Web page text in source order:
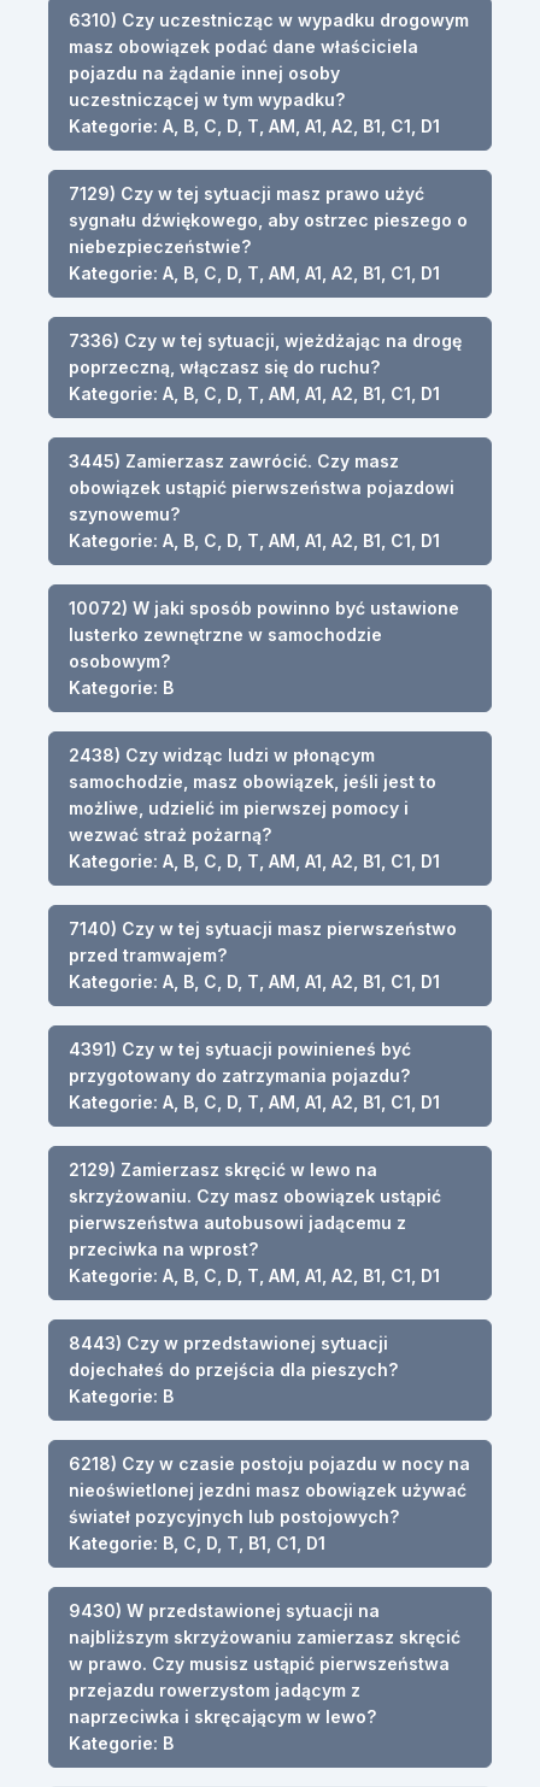
6310) Czy uczestnicząc w wypadku drogowym
masz obowiązek podać dane właściciela
pojazdu na żądanie innej osoby
uczestniczącej w tym wypadku?
Kategorie: A, B, C, D, T, AM, A1, A2, B1, C1, D1
7129) Czy w tej sytuacji masz prawo użyć
sygnału dźwiękowego, aby ostrzec pieszego o
niebezpieczeństwie?
Kategorie: A, B, C, D, T, AM, A1, A2, B1, C1, D1
7336) Czy w tej sytuacji, wjeżdżając na drogę
poprzeczną, włączasz się do ruchu?
Kategorie: A, B, C, D, T, AM, A1, A2, B1, C1, D1
3445) Zamierzasz zawrócić. Czy masz
obowiązek ustąpić pierwszeństwa pojazdowi
szynowemu?
Kategorie: A, B, C, D, T, AM, A1, A2, B1, C1, D1
10072) W jaki sposób powinno być ustawione
lusterko zewnętrzne w samochodzie
osobowym?
Kategorie: B
2438) Czy widząc ludzi w płonącym
samochodzie, masz obowiązek, jeśli jest to
możliwe, udzielić im pierwszej pomocy i
wezwać straż pożarną?
Kategorie: A, B, C, D, T, AM, A1, A2, B1, C1, D1
7140) Czy w tej sytuacji masz pierwszeństwo
przed tramwajem?
Kategorie: A, B, C, D, T, AM, A1, A2, B1, C1, D1
4391) Czy w tej sytuacji powinieneś być
przygotowany do zatrzymania pojazdu?
Kategorie: A, B, C, D, T, AM, A1, A2, B1, C1, D1
2129) Zamierzasz skręcić w lewo na
skrzyżowaniu. Czy masz obowiązek ustąpić
pierwszeństwa autobusowi jadącemu z
przeciwka na wprost?
Kategorie: A, B, C, D, T, AM, A1, A2, B1, C1, D1
8443) Czy w przedstawionej sytuacji
dojechałeś do przejścia dla pieszych?
Kategorie: B
6218) Czy w czasie postoju pojazdu w nocy na
nieoświetlonej jezdni masz obowiązek używać
świateł pozycyjnych lub postojowych?
Kategorie: B, C, D, T, B1, C1, D1
9430) W przedstawionej sytuacji na
najbliższym skrzyżowaniu zamierzasz skręcić
w prawo. Czy musisz ustąpić pierwszeństwa
przejazdu rowerzystom jadącym z
naprzeciwka i skręcającym w lewo?
Kategorie: B